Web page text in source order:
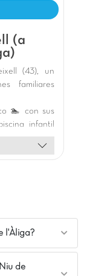
es muy
una gran
elegimos
pueblo
(a
(43), un
familiares
🏊 con sus
infantil
de castillo
fiestas
deportivas
Tamarit, el
l'Àliga?
de